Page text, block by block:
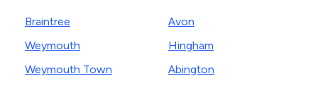
Braintree
Weymouth
Weymouth Town
Avon
Hingham
Abington